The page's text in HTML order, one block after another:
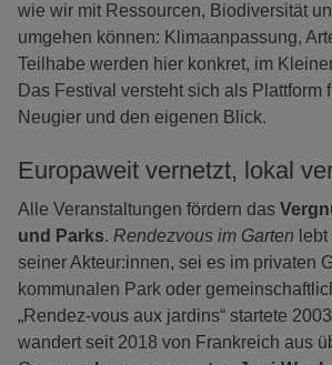
wie wir mit Ressourcen, Biodiversität
umgehen können: Klimaanpassung,
Teilhabe werden hier konkret, im
Das Festival versteht sich als Plattform
Neugier und den eigenen Blick.
Europaweit vernetzt, lokal
Alle Veranstaltungen fördern das
und Parks. Rendezvous im Garten
seiner Akteur:innen, sei es im privaten
kommunalen Park oder
„Rendez-vous aux jardins“ startete
wandert seit 2018 von Frankreich aus